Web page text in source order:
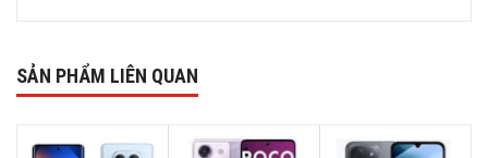
SẢN PHẨM LIÊN QUAN